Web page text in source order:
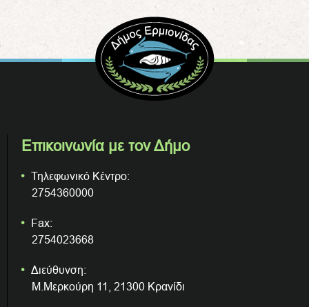
Επικοινωνία με τον Δήμο
Τηλεφωνικό Κέντρο:
2754360000
Fax:
2754023668
Διεύθυνση:
Μ.Μερκούρη 11, 21300 Κρανίδι